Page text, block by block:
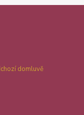
domluvě